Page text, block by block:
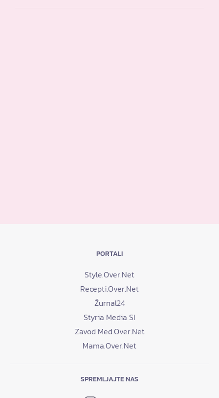
PORTALI
Style.Over.Net
Recepti.Over.Net
Žurnal24
Styria Media SI
Zavod Med.Over.Net
Mama.Over.Net
SPREMLJAJTE NAS